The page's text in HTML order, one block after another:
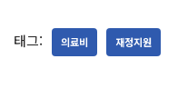
태그: 의료비 재정지원